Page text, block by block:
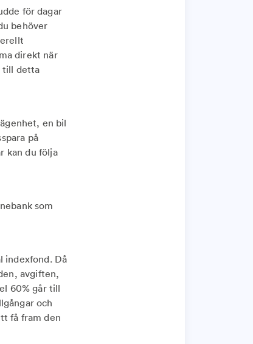
för dagar
behöver
direkt när
till detta
en bil
på
kan du följa
som
indexfond. Då
avgiften,
60% går till
och
få fram den